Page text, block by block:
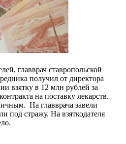
главврач ставропольской
получил от директора
взятку в 12 млн рублей за
на поставку лекарств.
На главврача завели
под стражу. На взяткодателя